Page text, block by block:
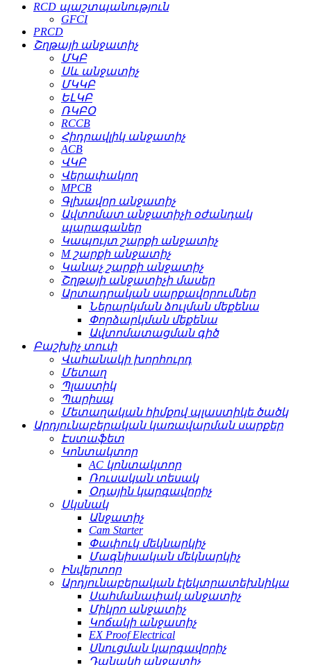
RCD պաշտպանություն
GFCI
PRCD
Շղթայի անջատիչ
ՄԿԲ
Սև անջատիչ
ՄԿԿԲ
ԵԼԿԲ
ՌԿԲՕ
RCCB
Հիդրավլիկ անջատիչ
ACB
ՎԿԲ
Վերափակող
MPCB
Գլխավոր անջատիչ
Ավտոմատ անջատիչի օժանդակ
պարագաներ
Կապույտ շարքի անջատիչ
M շարքի անջատիչ
Կանաչ շարքի անջատիչ
Շղթայի անջատիչի մասեր
Արտադրական սարքավորումներ
Ներարկման ձուլման մեքենա
Փորձարկման մեքենա
Ավտոմատացման գիծ
Բաշխիչ տուփ
Վահանակի խորհուրդ
Մետաղ
Պլաստիկ
Պարիսպ
Մետաղական հիմքով պլաստիկե ծածկ
Արդյունաբերական կառավարման սարքեր
Էստաֆետ
Կոնտակտոր
AC կոնտակտոր
Ռուսական տեսակ
Օդային կարգավորիչ
Սկսնակ
Անջատիչ
Cam Starter
Փափուկ մեկնարկիչ
Մագնիսական մեկնարկիչ
Ինվերտոր
Արդյունաբերական էլեկտրատեխնիկա
Սահմանափակ անջատիչ
Միկրո անջատիչ
Կոճակի անջատիչ
EX Proof Electrical
Սնուցման կարգավորիչ
Դանակի անջատիչ